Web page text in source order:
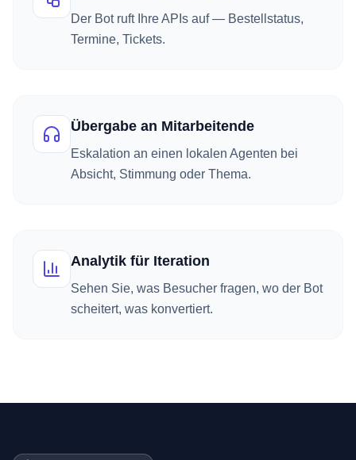
Der Bot ruft Ihre APIs auf — Bestellstatus,
Termine, Tickets.
Übergabe an Mitarbeitende
Eskalation an einen lokalen Agenten bei
Absicht, Stimmung oder Thema.
Analytik für Iteration
Sehen Sie, was Besucher fragen, wo der Bot
scheitert, was konvertiert.